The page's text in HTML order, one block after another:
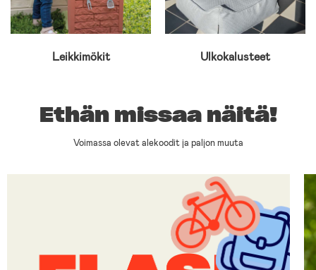
Leikkimökit Ulkokalusteet
Ethän missaa näitä!
Voimassa olevat alekoodit ja paljon muuta